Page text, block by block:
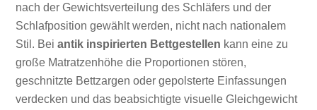
nach der Gewichtsverteilung des Schläfers und der
Schlafposition gewählt werden, nicht nach nationalem
Stil. Beiantik inspirierten Bettgestellen kann eine zu
große Matratzenhöhe die Proportionen stören,
geschnitzte Bettzargen oder gepolsterte Einfassungen
verdecken und das beabsichtigte visuelle Gleichgewicht